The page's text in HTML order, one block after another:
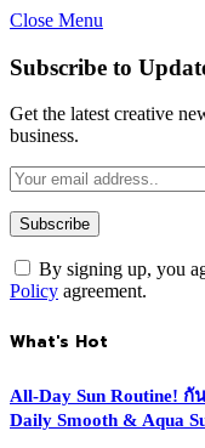
Close Menu
Subscribe to
Get the latest creative
business.
By signing up, you
Policy agreement.
What's Hot
All-Day Sun Routine! กั
Daily Smooth & Aqua